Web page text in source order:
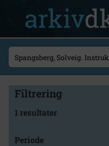
Filtrering
1 resultater
Periode